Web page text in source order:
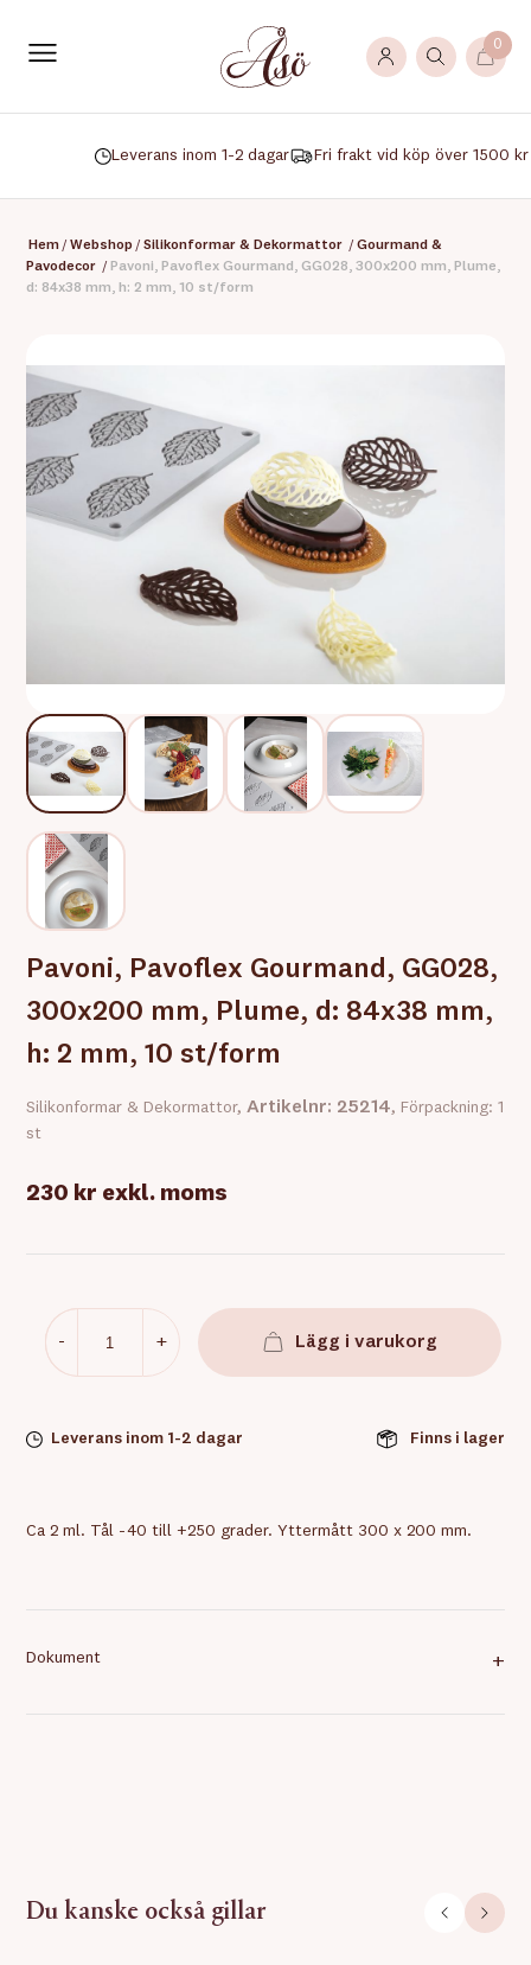
0
Leverans inom 1-2 dagar Fri frakt vid köp över 1500 kr
Hem / Webshop / Silikonformar & Dekormattor / Gourmand &
Pavodecor / Pavoni, Pavoflex Gourmand, GG028, 300x200 mm, Plume,
d: 84x38 mm, h: 2 mm, 10 st/form
Pavoni, Pavoflex Gourmand, GG028,
300x200 mm, Plume, d: 84x38 mm,
h: 2 mm, 10 st/form
Silikonformar & Dekormattor,Artikelnr: 25214, Förpackning: 1
st
230 kr exkl. moms
- + Lägg i varukorg
Leverans inom 1-2 dagar Finns i lager
Ca 2 ml. Tål -40 till +250 grader. Yttermått 300 x 200 mm.
Dokument +
Du kanske också gillar